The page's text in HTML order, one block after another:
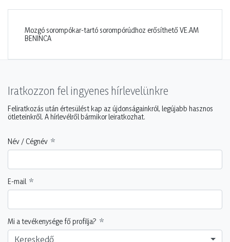
Mozgó sorompókar-tartó sorompórúdhoz erősíthető VE.AM
BENINCA
Iratkozzon fel ingyenes hírlevelünkre
Feliratkozás után értesülést kap az újdonságainkról, legújabb hasznos
ötleteinkről. A hírlevélről bármikor leiratkozhat.
Név / Cégnév
E-mail
Mi a tevékenysége fő profilja?
Kereskedő